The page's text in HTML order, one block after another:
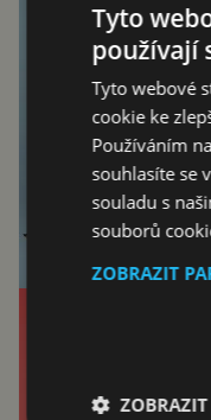
Tyto
používají
Tyto webové
cookie ke
Používáním
souhlasíte se
souladu s
souborů
ZOBRAZIT